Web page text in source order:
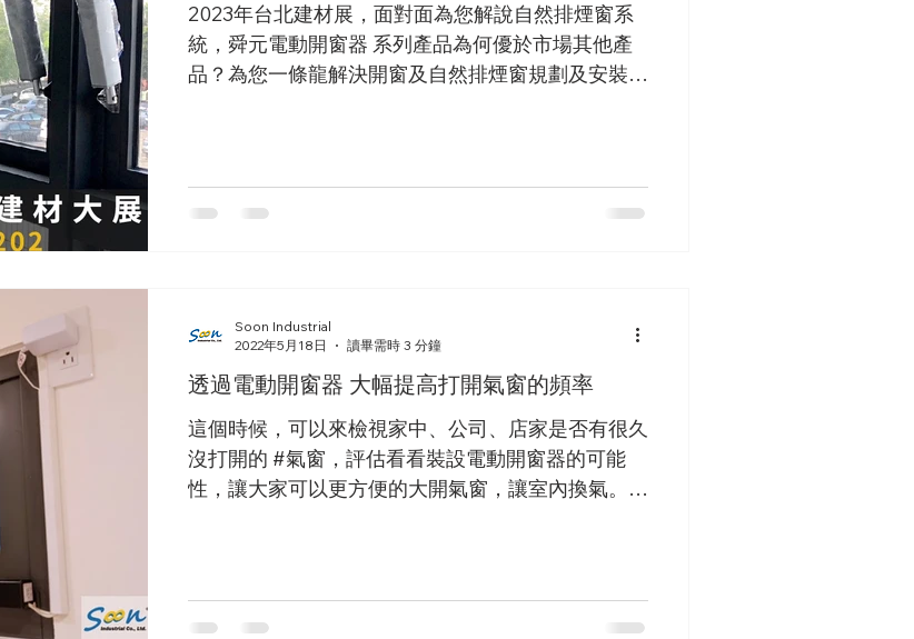
2023年台北建材展，面對面為您解說自然排煙窗系
統，舜元電動開窗器 系列產品為何優於市場其他產
品？為您一條龍解決開窗及自然排煙窗規劃及安裝的
透過電動開窗器 大幅提高打開氣窗的頻率
這個時候，可以來檢視家中、公司、店家是否有很久
沒打開的 #氣窗，評估看看裝設電動開窗器的可能
性，讓大家可以更方便的大開氣窗，讓室內換氣。對
Soon Industrial
2022年5月18日
讀畢需時 3 分鐘